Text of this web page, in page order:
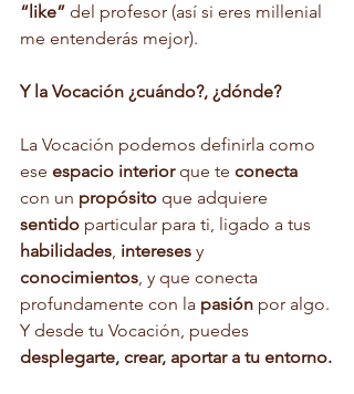
“like” del profesor (así si eres millenial
me entenderás mejor).
Y la Vocación ¿cuándo?, ¿dónde?
La Vocación podemos definirla como
ese espacio interior que te conecta
con un propósito que adquiere
sentido particular para ti, ligado a tus
habilidades intereses y
conocimientos , y que conecta
profundamente con la pasión por algo.
Y desde tu Vocación, puedes
desplegarte, crear, aportar a tu entorno.